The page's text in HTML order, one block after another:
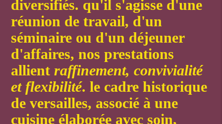
diversifiés. qu'il s'agisse d'une
réunion de travail, d'un
séminaire ou d'un déjeuner
d'affaires, nos prestations
allient raffinement, convivialité
et flexibilité. le cadre historique
de versailles, associé à une
cuisine élaborée avec soin,